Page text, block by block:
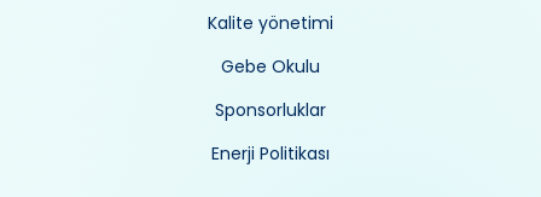
Kalite yönetimi
Gebe Okulu
Sponsorluklar
Enerji Politikası